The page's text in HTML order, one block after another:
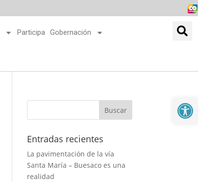
Participa Gobernación
Entradas recientes
La pavimentación de la vía
Santa María – Buesaco es una
realidad